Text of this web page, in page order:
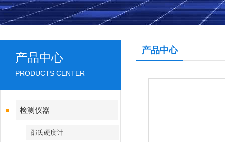
产品中心
PRODUCTS CENTER
检测仪器
邵氏硬度计
产品中心